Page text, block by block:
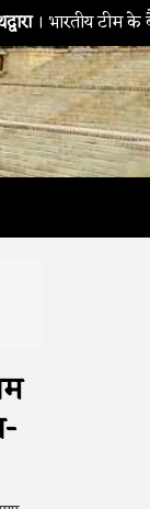
टीम के बैटिंग कोच